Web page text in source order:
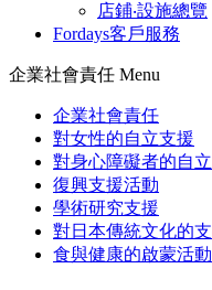
店鋪‧設施總覽
Fordays客戶服務
企業社會責任 Menu
企業社會責任
對女性的自立支援
對身心障礙者的自
復興支援活動
學術研究支援
對日本傳統文化的
食與健康的啟蒙活動